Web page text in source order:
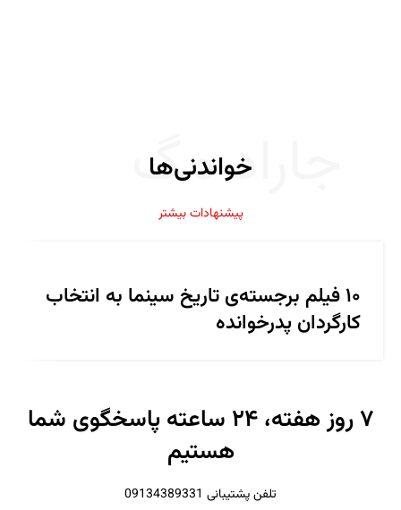
جاراد مگ
خواندنی‌ها
پیشنهادات بیشتر
۱۰ فیلم برجسته‌ی تاریخ سینما به انتخاب
کارگردان پدرخوانده
۷ روز هفته، ۲۴ ساعته پاسخگوی شما
هستیم
تلفن پشتیبانی 09134389331